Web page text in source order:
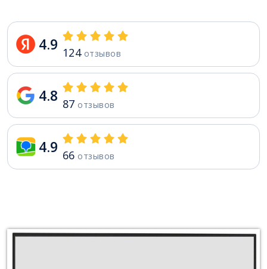
4.9 124отзывов
4.8 87 отзывов
4.9 66 отзывов